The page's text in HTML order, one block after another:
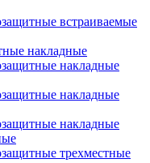
встраиваемые
накладные
накладные
накладные
накладные
трехместные